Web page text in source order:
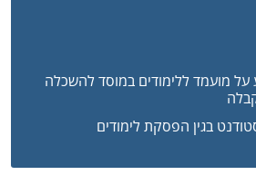
על מועמד ללימודים במוסד להשכלה
בגין הפסקת לימודים